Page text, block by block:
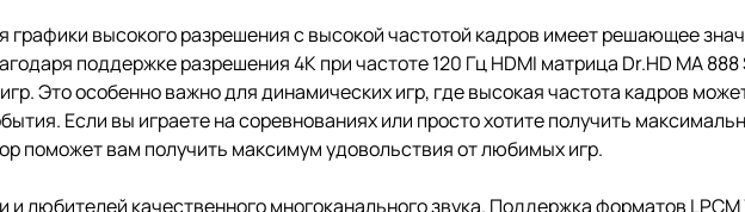
высокого разрешения с высокой частотой кадров имеет решающее
поддержке разрешения 4K при частоте 120 Гц HDMI матрица Dr.HD MA
Это особенно важно для динамических игр, где высокая частота кадров
Если вы играете на соревнованиях или просто хотите получить
поможет вам получить максимум удовольствия от любимых игр.
любителей качественного многоканального звука. Поддержка форматов LPCM